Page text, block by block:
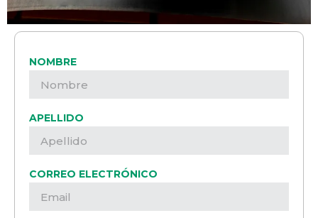
NOMBRE
APELLIDO
CORREO ELECTRÓNICO